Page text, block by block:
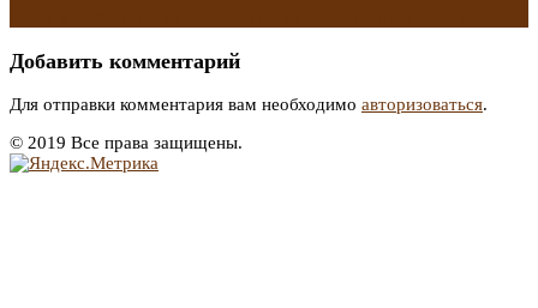
Добавить комментарий
Для отправки комментария вам необходимо авторизоваться.
© 2019 Все права защищены.